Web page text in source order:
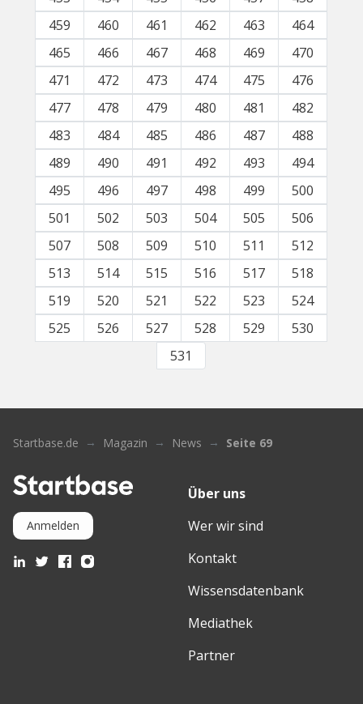
459
460 461 462 463
464
465
466 467 468 469
470
471
472 473 474 475
476
477
478 479 480 481
482
483
484 485 486 487
488
489
490 491 492 493
494
495
496 497 498 499
500
501
502 503 504 505
506
507
508 509 510 511
512
513
514 515 516 517
518
519
520 521 522 523
524
525
526 527 528 529
530
531
Startbase.de Magazin News Seite 69
Anmelden
Über uns
Wer wir sind
Kontakt
Wissensdatenbank
Mediathek
Partner